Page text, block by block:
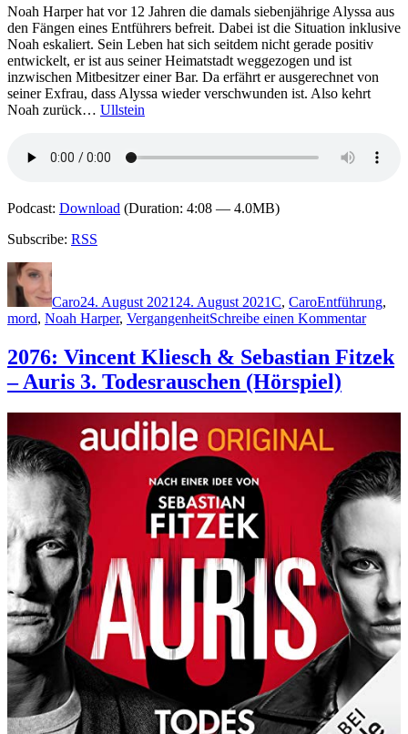
Noah Harper hat vor 12 Jahren die damals siebenjährige Alyssa aus
den Fängen eines Entführers befreit. Dabei ist die Situation inklusive
Noah eskaliert. Sein Leben hat sich seitdem nicht gerade positiv
entwickelt, er ist aus seiner Heimatstadt weggezogen und ist
inzwischen Mitbesitzer einer Bar. Da erfährt er ausgerechnet von
seiner Exfrau, dass Alyssa wieder verschwunden ist. Also kehrt
Noah zurück… Ullstein
Podcast: Download (Duration: 4:08 — 4.0MB)
Subscribe: RSS
Autor
Caro24. August 2021 24. August 2021C, CaroEntführung,
mord, Noah Harper, VergangenheitSchreibe einen Kommentarzu
Paul
Cleave
2076: Vincent Kliesch & Sebastian Fitzek
– Auris 3. Todesrauschen (Hörspiel)